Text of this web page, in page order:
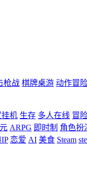
枪战 棋牌桌游 动作冒
机 生存 多人在线 冒
ARPG 即时制 角色扮
恋爱 AI 美食 Steam